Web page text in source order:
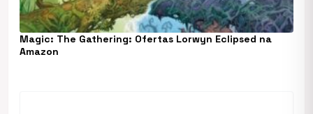
Magic: The Gathering: Ofertas Lorwyn Eclipsed na
Amazon